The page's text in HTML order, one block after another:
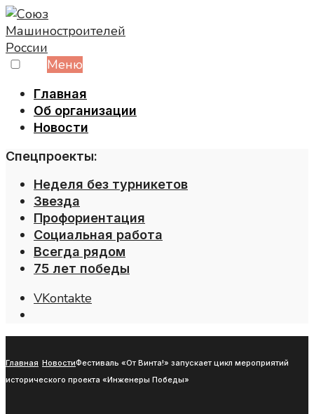
Skip
to
content
Меню
Главная
Об организации
Новости
Спецпроекты:
Неделя без турникетов
Звезда
Профориентация
Социальная работа
Всегда рядом
75 лет победы
VKontakte
Главная НовостиФестиваль «От Винта!» запускает цикл мероприятий
исторического проекта «Инженеры Победы»